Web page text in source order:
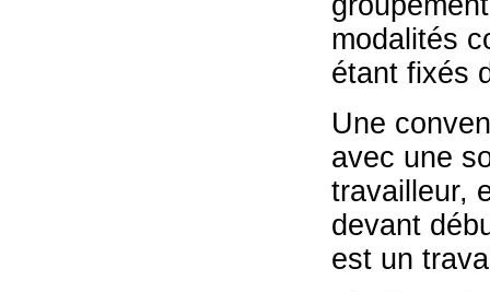
modalités
étant fixés
Une
avec une
travailleur,
devant
est un